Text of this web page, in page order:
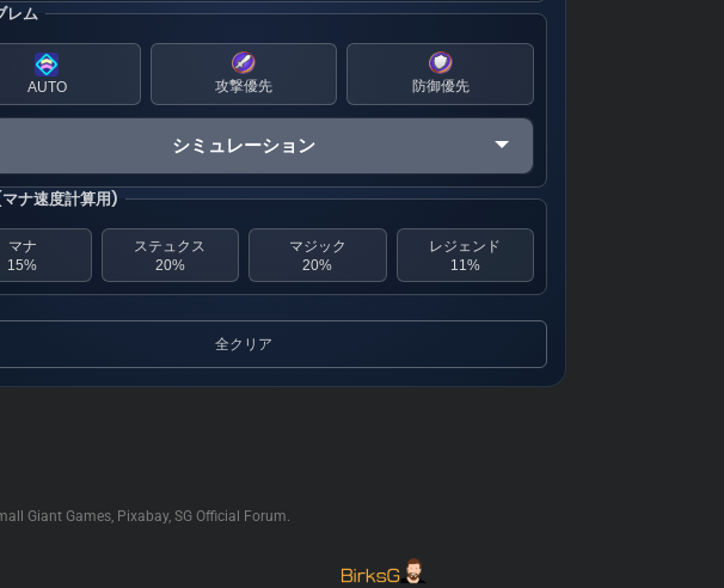
レム
AUTO 攻撃優先 防御優先
シミュレーション
ナ速度計算用)
マナ
15%
ステュクス
20%
マジック
20%
レジェンド
11%
全クリア
Giant Games, Pixabay, SG Official Forum.